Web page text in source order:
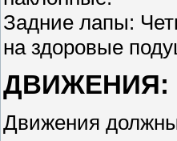
Задние лапы:
на здоровые
ДВИЖЕНИЯ:
Движения